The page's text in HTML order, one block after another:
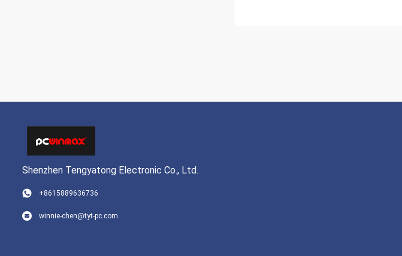
Shenzhen Tengyatong Electronic Co., Ltd.
+8615889636736
winnie-chen@tyt-pc.com